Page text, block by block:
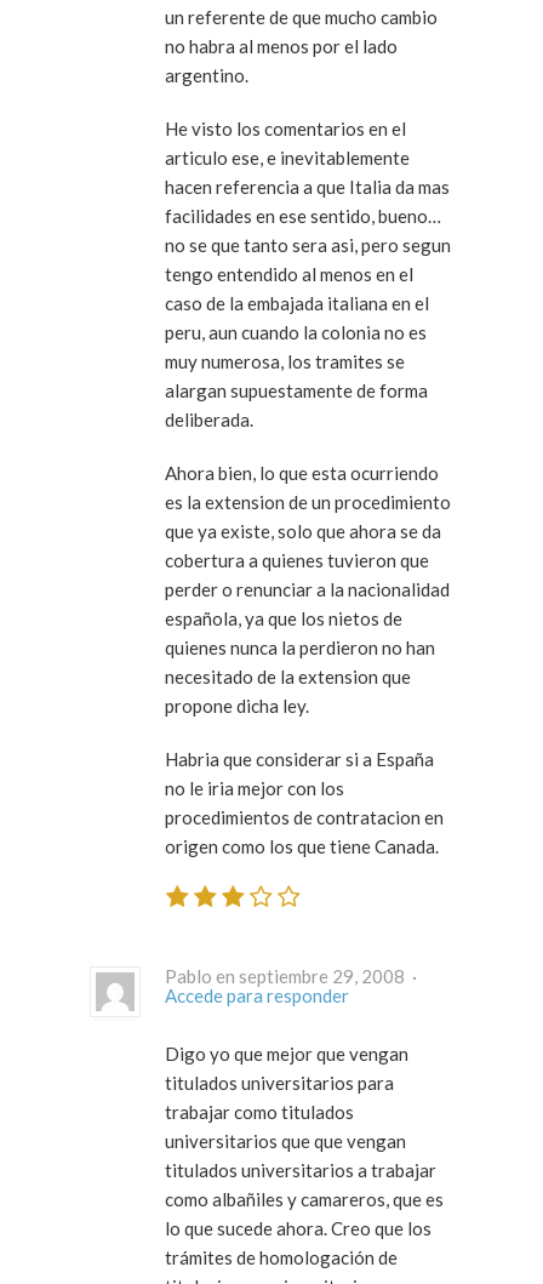
un referente de que mucho cambio
no habra al menos por el lado
argentino.
He visto los comentarios en el
articulo ese, e inevitablemente
hacen referencia a que Italia da mas
facilidades en ese sentido, bueno…
no se que tanto sera asi, pero segun
tengo entendido al menos en el
caso de la embajada italiana en el
peru, aun cuando la colonia no es
muy numerosa, los tramites se
alargan supuestamente de forma
deliberada.
Ahora bien, lo que esta ocurriendo
es la extension de un procedimiento
que ya existe, solo que ahora se da
cobertura a quienes tuvieron que
perder o renunciar a la nacionalidad
española, ya que los nietos de
quienes nunca la perdieron no han
necesitado de la extension que
propone dicha ley.
Habria que considerar si a España
no le iria mejor con los
procedimientos de contratacion en
origen como los que tiene Canada.
Pablo en septiembre 29, 2008 ·
Accede para responder
Digo yo que mejor que vengan
titulados universitarios para
trabajar como titulados
universitarios que que vengan
titulados universitarios a trabajar
como albañiles y camareros, que es
lo que sucede ahora. Creo que los
trámites de homologación de